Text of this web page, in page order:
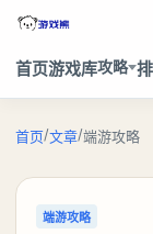
首页游戏库攻略
首页/文章/端游攻略
端游攻略